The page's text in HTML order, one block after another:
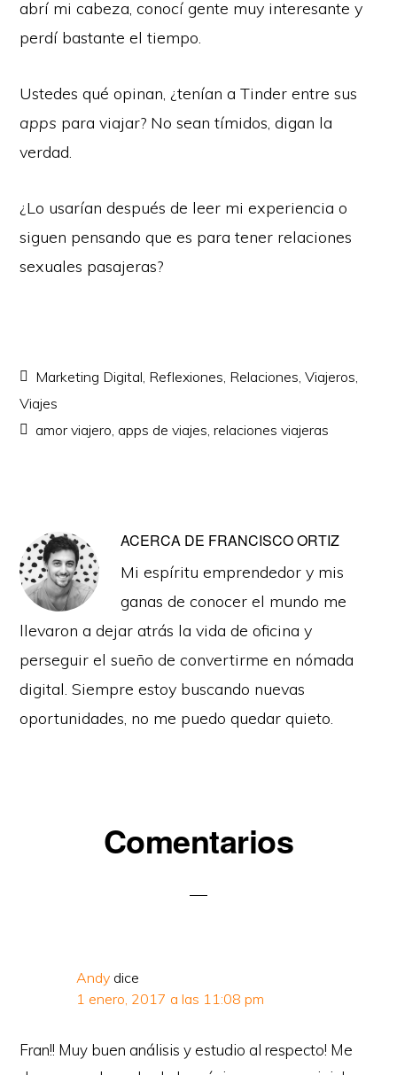
abrí mi cabeza, conocí gente muy interesante y
perdí bastante el tiempo.
Ustedes qué opinan, ¿tenían a Tinder entre sus
apps para viajar? No sean tímidos, digan la
verdad.
¿Lo usarían después de leer mi experiencia o
siguen pensando que es para tener relaciones
sexuales pasajeras?
Marketing Digital, Reflexiones, Relaciones,Viajeros,
Viajes
amor viajero, apps de viajes,relaciones viajeras
ACERCA DE FRANCISCO ORTIZ
Mi espíritu emprendedor y mis
ganas de conocer el mundo me
llevaron a dejar atrás la vida de oficina y
perseguir el sueño de convertirme en nómada
digital. Siempre estoy buscando nuevas
oportunidades, no me puedo quedar quieto.
Interacciones
Comentarios
Andy dice
1 enero, 2017 a las 11:08 pm
Fran!! Muy buen análisis y estudio al respecto! Me